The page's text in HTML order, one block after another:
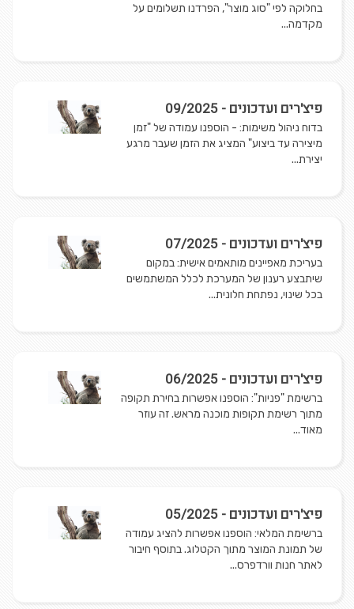
בחלוקה לפי "סוג מוצר", הפרדנו תשלומים על
מקדמה...
פיצ'רים ועדכונים - 09/2025
בדוח ניהול משימות: - הוספנו עמודה של "זמן
מיצירה עד ביצוע" המציג את הזמן שעבר מרגע
יצירת...
פיצ'רים ועדכונים - 07/2025
בעריכת מאפיינים מותאמים אישית: במקום
שיתבצע רענון של המערכת לכלל המשתמשים
בכל שינוי, נפתחת חלונית...
פיצ'רים ועדכונים - 06/2025
ברשימת "פניות": הוספנו אפשרות בחירת תקופה
מתוך רשימת תקופות מוכנה מראש. זה עוזר
מאוד...
פיצ'רים ועדכונים - 05/2025
ברשימת המלאי: הוספנו אפשרות להציג עמודה
של תמונת המוצר מתוך הקטלוג. בתוסף חיבור
לאתר חנות וורדפרס...